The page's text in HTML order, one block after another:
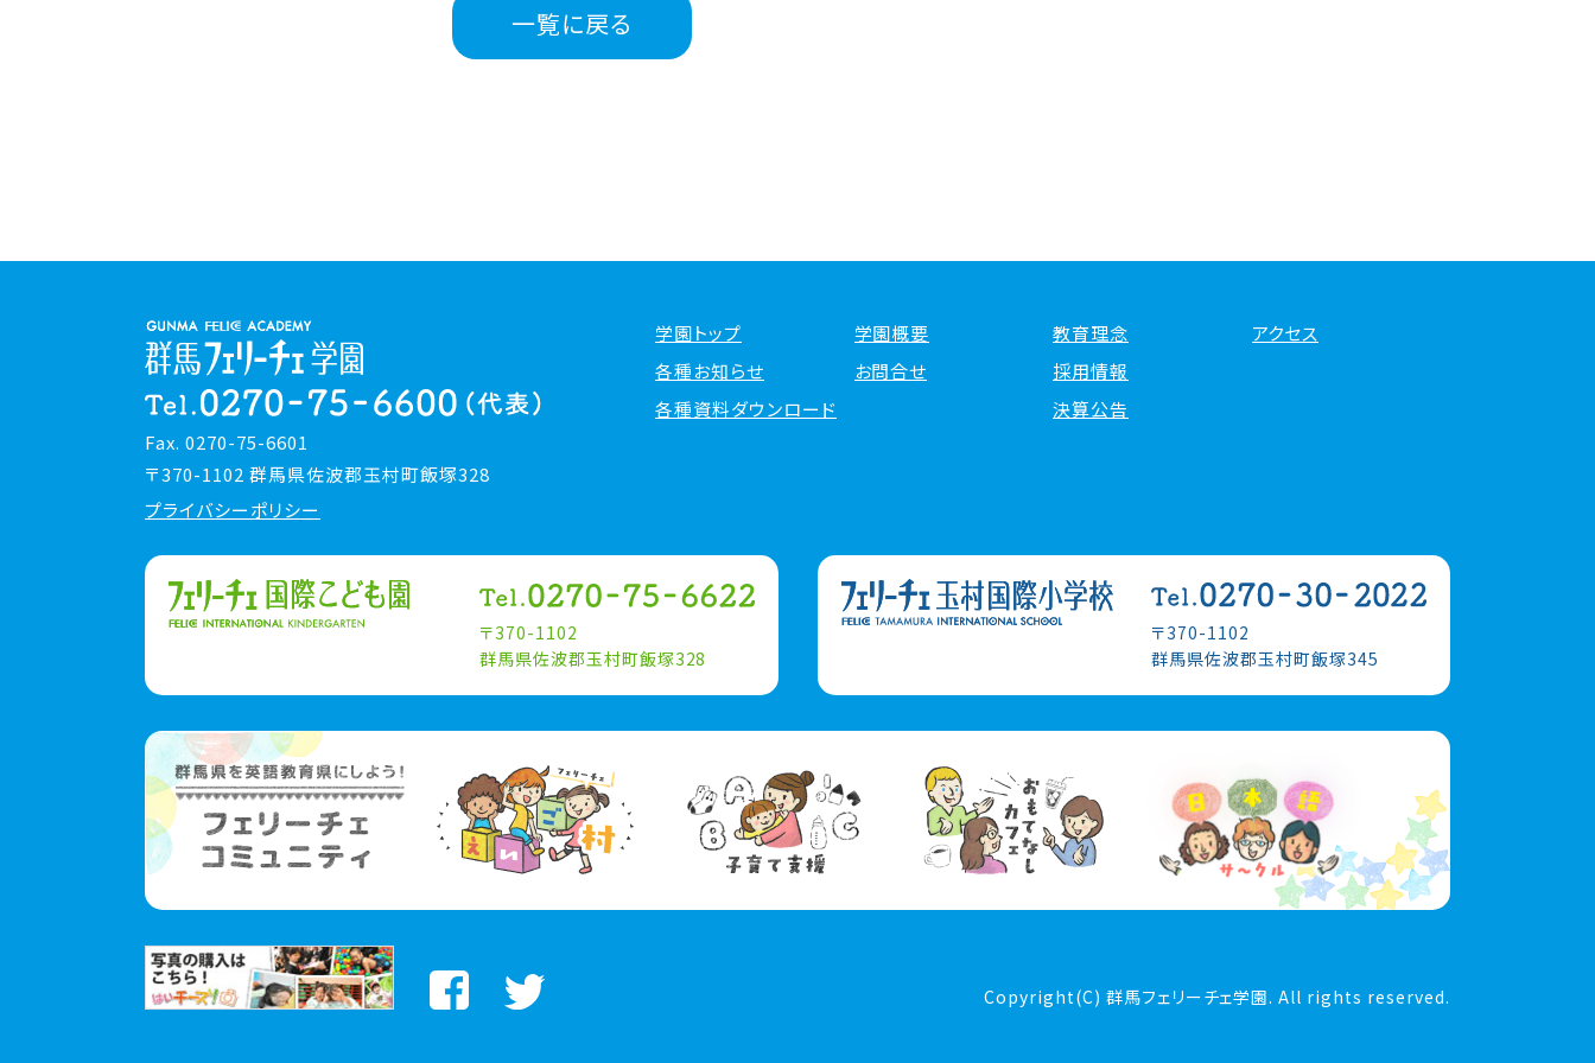
一覧に戻る
Fax. 0270-75-6601
〒370-1102 群馬県佐波郡玉村町飯塚328
プライバシーポリシー
学園トップ 学園概要 教育理念
アクセス
各種お知らせ
お問合せ
採用情報
各種資料ダウンロード
決算公告
〒370-1102
群馬県佐波郡玉村町飯塚328
〒370-1102
群馬県佐波郡玉村町飯塚345
Copyright(C) 群馬フェリーチェ学園. All rights reserved.